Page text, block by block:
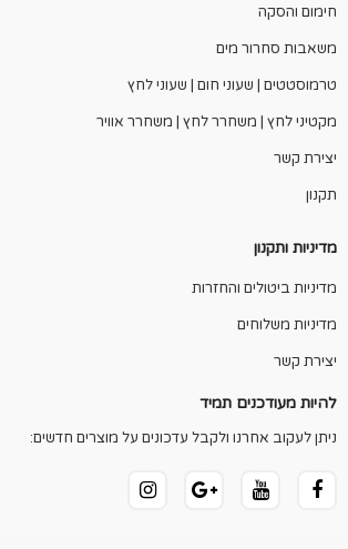
חימום והסקה
משאבות סחרור מים
טרמוסטטים | שעוני חום | שעוני לחץ
מקטיני לחץ | משחרר לחץ | משחרר אוויר
יצירת קשר
תקנון
מדיניות ותקנון
מדיניות ביטולים והחזרות
מדיניות משלוחים
יצירת קשר
להיות מעודכנים תמיד
ניתן לעקוב אחרנו ולקבל עדכונים על מוצרים חדשים: